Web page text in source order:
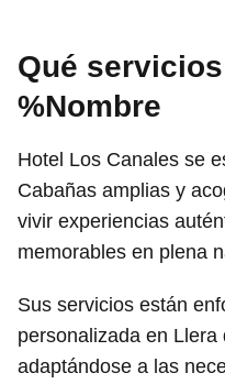
Qué
%Nombre
Hotel Los Canales se
Cabañas amplias y
vivir experiencias
memorables en plena
Sus servicios están
personalizada en Llera
adaptándose a las